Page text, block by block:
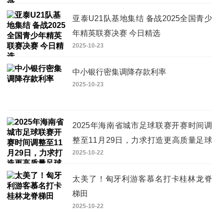
亚泰U21队基地集结 备战2025全国青少
年精英联赛决赛 今日精选
2025-10-23
中小银行密集调降存款利率
2025-10-23
2025年海南省城市足球联赛开赛时间调
整至11月29日，力求打造更高质量足球
盛会 快看
2025-10-22
太美了！匈牙利游客慕名打卡桂林龙脊
梯田
2025-10-22